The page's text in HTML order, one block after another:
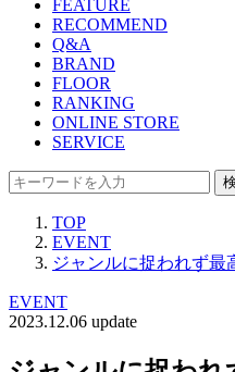
FEATURE
RECOMMEND
Q&A
BRAND
FLOOR
RANKING
ONLINE STORE
SERVICE
TOP
EVENT
ジャンルに捉われず最
EVENT
2023.12.06 update